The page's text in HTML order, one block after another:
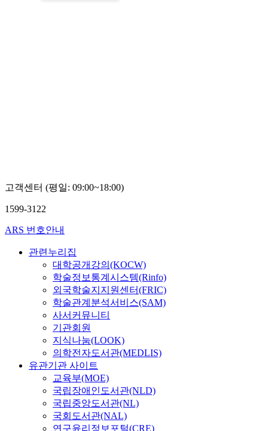
고객센터 (평일: 09:00~18:00)
1599-3122
ARS 번호안내
관련누리집
대학공개강의(KOCW)
학술정보통계시스템(Rinfo)
외국학술지지원센터(FRIC)
학술관계분석서비스(SAM)
사서커뮤니티
기관회원
지식나눔(LOOK)
의학전자도서관(MEDLIS)
유관기관 사이트
교육부(MOE)
국립장애인도서관(NLD)
국립중앙도서관(NL)
국회도서관(NAL)
연구윤리정보포털(CRE)